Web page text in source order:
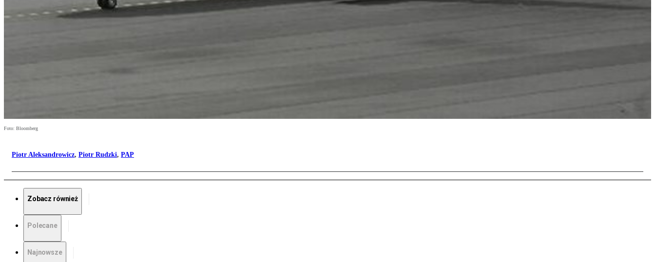
Foto: Bloomberg
Piotr Aleksandrowicz, Piotr Rudzki, PAP
Zobacz również
Polecane
Najnowsze